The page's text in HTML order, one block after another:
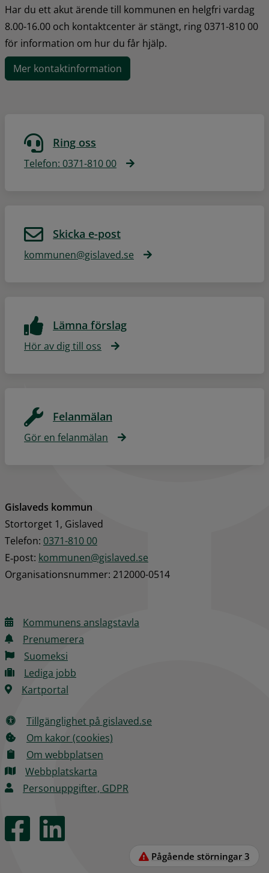
Har du ett akut ärende till kommunen en helgfri vardag
8.00-16.00 och kontaktcenter är stängt, ring 0371-810 00
för information om hur du får hjälp.
Mer kontaktinformation
Ring oss
Telefon: 0371-810 00
Skicka e-post
kommunen@gislaved.se
Lämna förslag
Hör av dig till oss
Felanmälan
Gör en felanmälan
Gislaveds kommun
Stortorget 1, Gislaved
Telefon: 0371-810 00
E‑post: kommunen@gislaved.se
Organisationsnummer: 212000-0514
Kommunens anslagstavla
Prenumerera
Suomeksi
Lediga jobb
Kartportal
Tillgänglighet på gislaved.se
Om kakor (cookies)
Om webbplatsen
Webbplatskarta
Personuppgifter, GDPR
Pågående störningar 3